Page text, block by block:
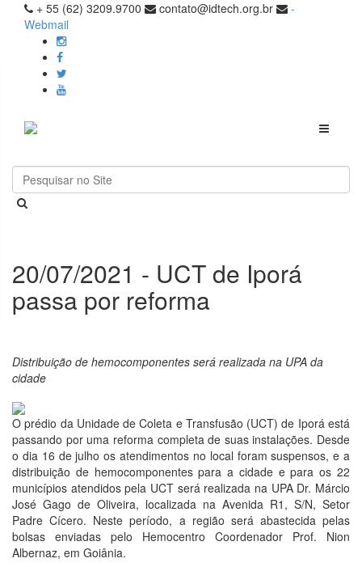
+ 55 (62) 3209.9700 contato@idtech.org.br
-
Webmail
Toggle
20/07/2021 - UCT de Iporá
passa por reforma
Distribuição de hemocomponentes será realizada na UPA da
cidade
O prédio da Unidade de Coleta e Transfusão (UCT) de Iporá está
passando por uma reforma completa de suas instalações. Desde
o dia 16 de julho os atendimentos no local foram suspensos, e a
distribuição de hemocomponentes para a cidade e para os 22
municípios atendidos pela UCT será realizada na UPA Dr. Márcio
José Gago de Oliveira, localizada na Avenida R1, S/N, Setor
Padre Cícero. Neste período, a região será abastecida pelas
bolsas enviadas pelo Hemocentro Coordenador Prof. Nion
Albernaz, em Goiânia.